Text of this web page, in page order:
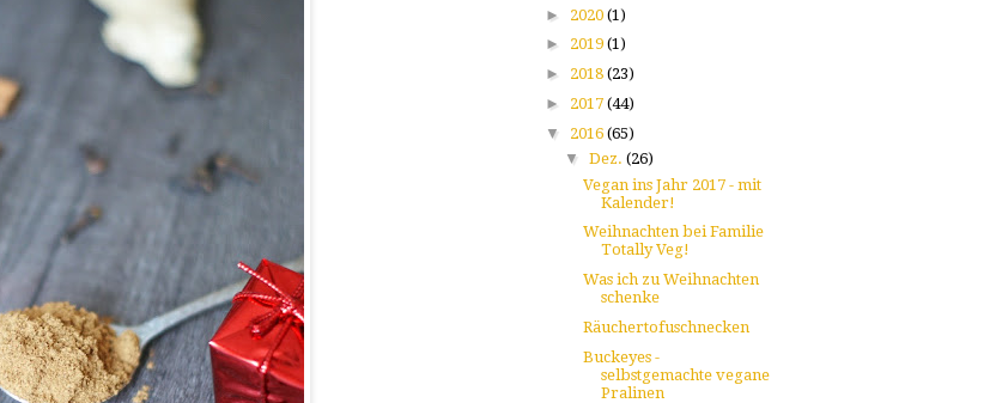
► 2020 (1)
► 2019 (1)
► 2018 (23)
► 2017 (44)
▼ 2016 (65)
▼ Dez. (26)
Vegan ins Jahr 2017 - mit
Kalender!
Weihnachten bei Familie
Totally Veg!
Was ich zu Weihnachten
schenke
Räuchertofuschnecken
Buckeyes -
selbstgemachte vegane
Pralinen